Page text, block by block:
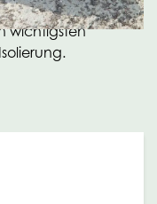
und effizient
wichtigsten